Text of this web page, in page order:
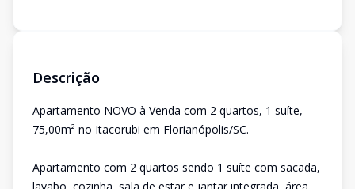
Descrição
Apartamento NOVO à Venda com 2 quartos, 1 suíte,
75,00m² no Itacorubi em Florianópolis/SC.
Apartamento com 2 quartos sendo 1 suíte com sacada,